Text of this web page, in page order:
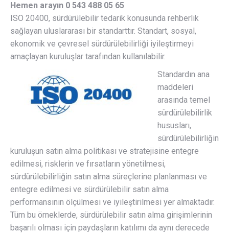
Hemen arayın 0 543 488 05 65
ISO 20400, sürdürülebilir tedarik konusunda rehberlik
sağlayan uluslararası bir standarttır. Standart, sosyal,
ekonomik ve çevresel sürdürülebilirliği iyileştirmeyi
amaçlayan kuruluşlar tarafından kullanılabilir.
Standardın ana
maddeleri
arasında temel
sürdürülebilirlik
hususları,
sürdürülebilirliğin
kuruluşun satın alma politikası ve stratejisine entegre
edilmesi, risklerin ve fırsatların yönetilmesi,
sürdürülebilirliğin satın alma süreçlerine planlanması ve
entegre edilmesi ve sürdürülebilir satın alma
performansının ölçülmesi ve iyileştirilmesi yer almaktadır.
Tüm bu örneklerde, sürdürülebilir satın alma girişimlerinin
başarılı olması için paydaşların katılımı da aynı derecede